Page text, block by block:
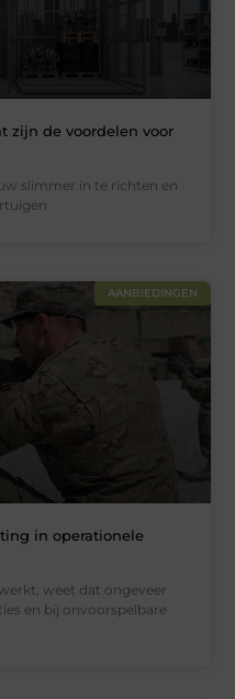
zijn de voordelen voor
slimmer in te richten en
AANBIEDINGEN
in operationele
weet dat ongeveer
en bij onvoorspelbare